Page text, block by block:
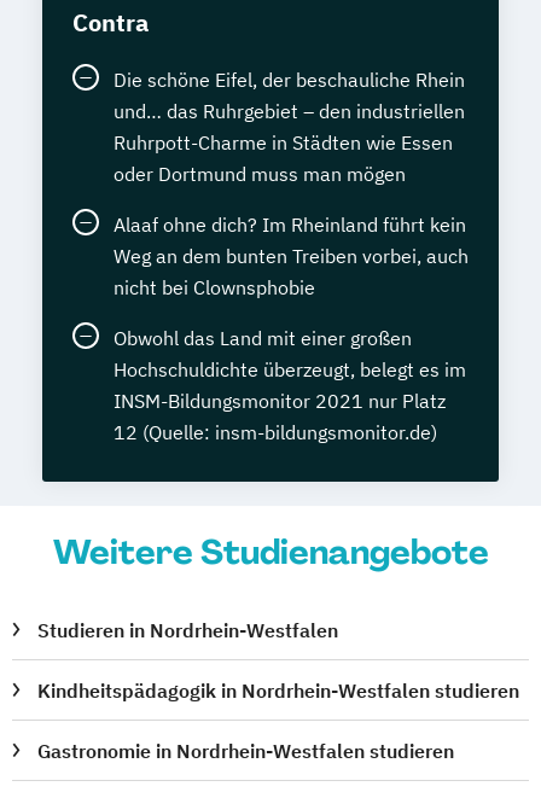
Contra
Die schöne Eifel, der beschauliche Rhein
und… das Ruhrgebiet – den industriellen
Ruhrpott-Charme in Städten wie Essen
oder Dortmund muss man mögen
Alaaf ohne dich? Im Rheinland führt kein
Weg an dem bunten Treiben vorbei, auch
nicht bei Clownsphobie
Obwohl das Land mit einer großen
Hochschuldichte überzeugt, belegt es im
INSM-Bildungsmonitor 2021 nur Platz
12 (Quelle: insm-bildungsmonitor.de)
Weitere Studienangebote
Studieren in Nordrhein-Westfalen
Kindheitspädagogik in Nordrhein-Westfalen studieren
Gastronomie in Nordrhein-Westfalen studieren